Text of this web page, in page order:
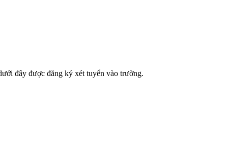
đây được đăng ký xét tuyển vào trường.